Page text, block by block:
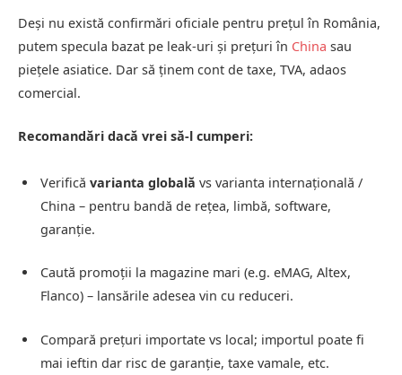
Deşi nu există confirmări oficiale pentru preţul în România,
putem specula bazat pe leak-uri şi preţuri în China sau
pieţele asiatice. Dar să ţinem cont de taxe, TVA, adaos
comercial.
Recomandări dacă vrei să-l cumperi:
Verifică varianta globală vs varianta internațională /
China – pentru bandă de rețea, limbă, software,
garanţie.
Caută promoţii la magazine mari (e.g. eMAG, Altex,
Flanco) – lansările adesea vin cu reduceri.
Compară preţuri importate vs local; importul poate fi
mai ieftin dar risc de garanţie, taxe vamale, etc.